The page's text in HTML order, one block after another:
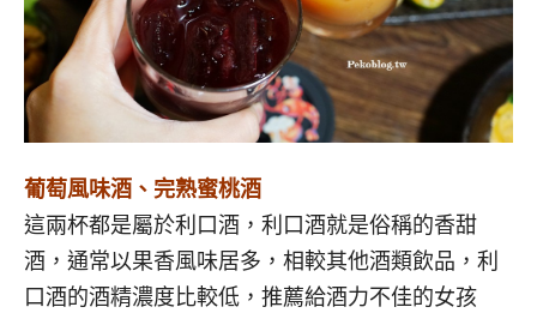
葡萄風味酒、完熟蜜桃酒
這兩杯都是屬於利口酒，利口酒就是俗稱的香甜
酒，通常以果香風味居多，相較其他酒類飲品，利
口酒的酒精濃度比較低，推薦給酒力不佳的女孩